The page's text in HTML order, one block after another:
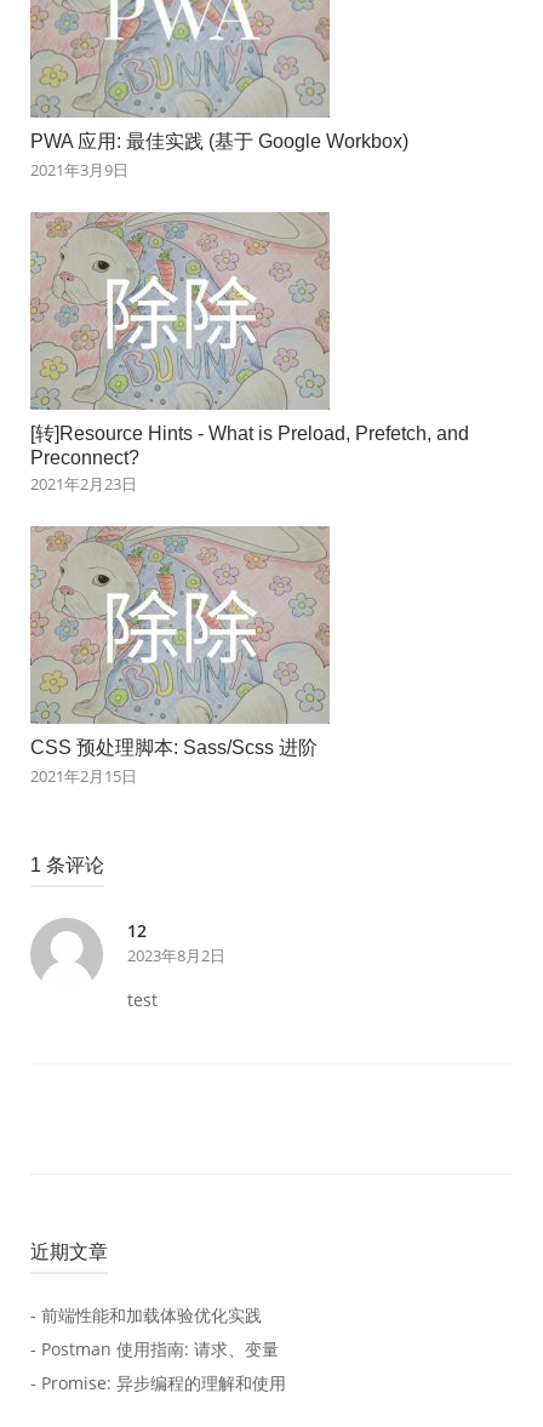
PWA 应用: 最佳实践 (基于 Google Workbox)
2021年3月9日
[转]Resource Hints - What is Preload, Prefetch, and
Preconnect?
2021年2月23日
CSS 预处理脚本: Sass/Scss 进阶
2021年2月15日
1 条评论
12
2023年8月2日
test
近期文章
- 前端性能和加载体验优化实践
- Postman 使用指南: 请求、变量
- Promise: 异步编程的理解和使用